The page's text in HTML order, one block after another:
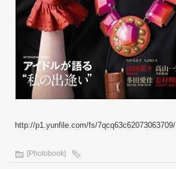
http://p1.yunfile.com/fs/7qcq63c62073063709/
[Photobook]